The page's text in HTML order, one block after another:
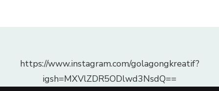
https://www.instagram.com/golagongkreatif?
igsh=MXVlZDR5ODlwd3NsdQ==